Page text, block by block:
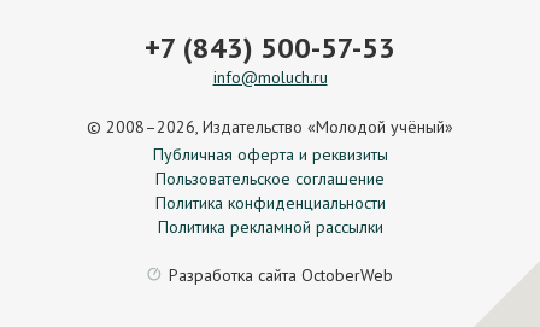
+7 (843) 500-57-53
info@moluch.ru
© 2008–2026, Издательство «Молодой учёный»
Публичная оферта и реквизиты
Пользовательское соглашение
Политика конфиденциальности
Политика рекламной рассылки
Разработка сайта OctoberWeb